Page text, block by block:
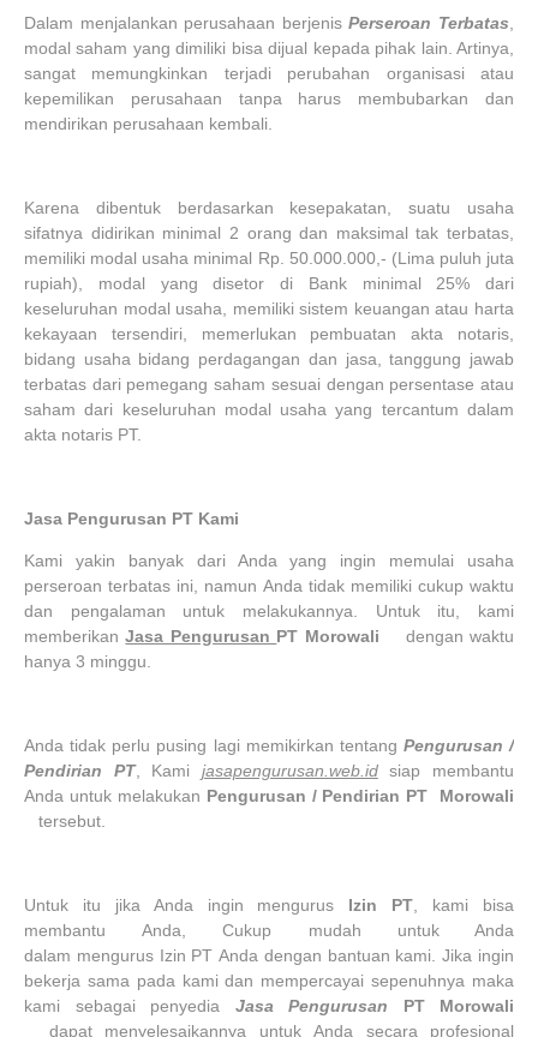
Dalam menjalankan perusahaan berjenisPerseroan Terbatas
modal saham yang dimiliki bisa dijual kepada pihak lain. Artinya,
sangat memungkinkan terjadi perubahan organisasi atau
kepemilikan perusahaan tanpa harus membubarkan dan
mendirikan perusahaan kembali.
Karena dibentuk berdasarkan kesepakatan, suatu usaha
sifatnya didirikan minimal 2 orang dan maksimal tak terbatas,
memiliki modal usaha minimal Rp. 50.000.000,- (Lima puluh juta
rupiah), modal yang disetor di Bank minimal 25% dari
keseluruhan modal usaha, memiliki sistem keuangan atau harta
kekayaan tersendiri, memerlukan pembuatan akta notaris,
bidang usaha bidang perdagangan dan jasa, tanggung jawab
terbatas dari pemegang saham sesuai dengan persentase atau
saham dari keseluruhan modal usaha yang tercantum dalam
akta notaris PT.
Jasa Pengurusan PT Kami
Kami yakin banyak dari Anda yang ingin memulai usaha
perseroan terbatas ini, namun Anda tidak memiliki cukup waktu
dan pengalaman untuk melakukannya. Untuk itu, kami
memberikanJasa Pengurusan PT Morowali
dengan waktu
hanya 3 minggu.
Anda tidak perlu pusing lagi memikirkan tentang Pengurusan /
Pendirian PT, Kami jasapengurusan.web.idsiap membantu
Anda untuk melakukan Pengurusan / Pendirian PT
Morowali
tersebut.
Untuk itu jika Anda ingin mengurus Izin PT , kami bisa
membantu Anda, Cukup mudah untuk Anda
dalam mengurus Izin PT Anda dengan bantuan kami. Jika ingin
bekerja sama pada kami dan mempercayai sepenuhnya maka
kami sebagai penyedia Jasa Pengurusan PT
Morowali
dapat menyelesaikannya untuk Anda secara profesional